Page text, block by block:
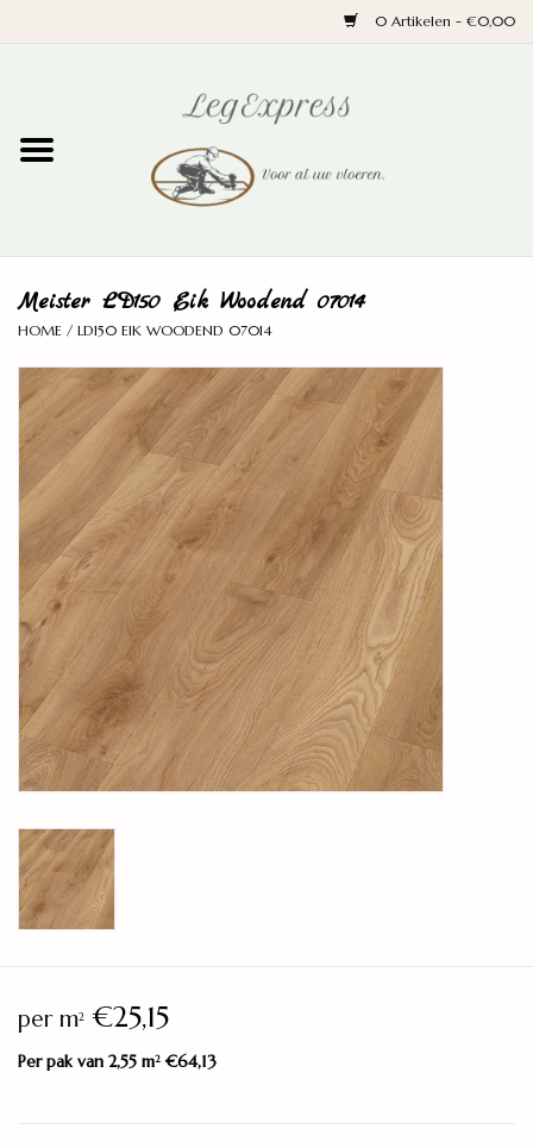
0 Artikelen - €0,00
Parket
Ondervloeren
Plinten
Wand en trap
Legservice
Showroom
Merken
Meister LD150 Eik Woodend 07014
HOME / LD150 EIK WOODEND 07014
per m2 €25,15
Per pak van 2,55 m2 €64,13